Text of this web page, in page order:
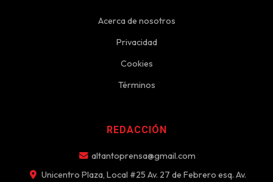
Acerca de nosotros
Privacidad
Cookies
Términos
REDACCIÓN
altantoprensa@gmail.com
Unicentro Plaza, Local #25 Av. 27 de Febrero esq. Av.